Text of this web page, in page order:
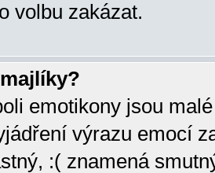
volbu zakázat.
emotikony jsou
výrazu emocí
:( znamená